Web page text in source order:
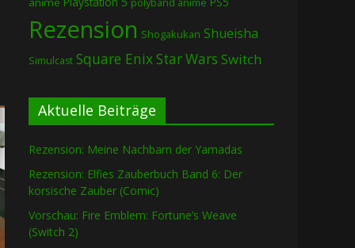
polyband anime
Rezension Shogakukan Shueisha
Simulcast Square EnixStar Wars Switch
Aktuelle Beiträge
Rezension: Meine Nachbarn der Yamadas
Rezension: Elfies Zauberbuch Band 6: Der
korsische Zauber (Comic)
Vorschau: Fire Emblem: Fortune’s Weave
(Switch 2)